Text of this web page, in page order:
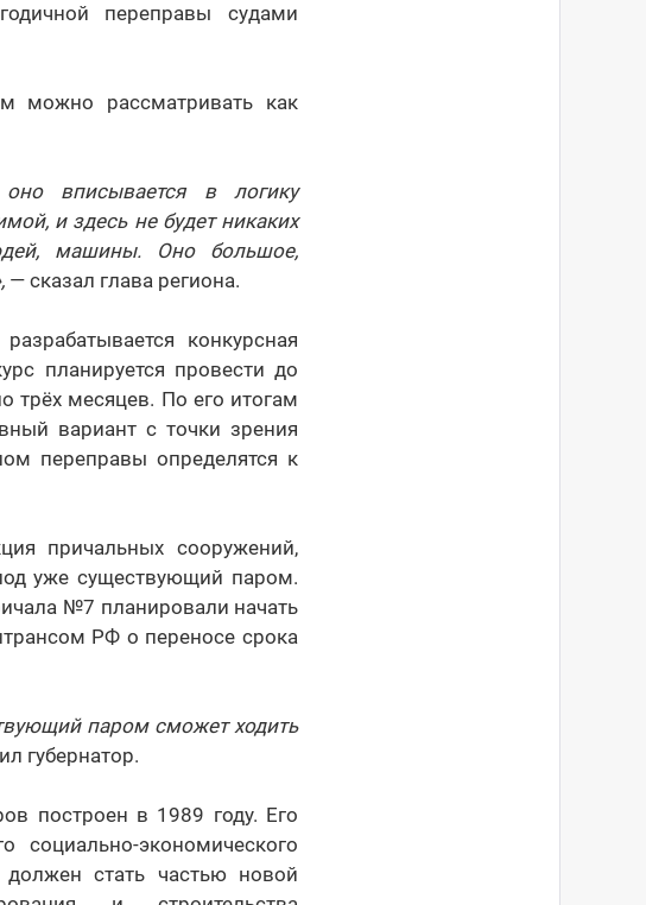
переправы судами
можно рассматривать как
вписывается в логику
и здесь не будет никаких
машины. Оно большое,
— сказал глава региона.
конкурсная
планируется провести до
трёх месяцев. По его итогам
вариант с точки зрения
переправы определятся к
причальных сооружений,
уже существующий паром.
№7 планировали начать
РФ о переносе срока
паром сможет ходить
губернатор.
построен в 1989 году. Его
социально-экономического
стать частью новой